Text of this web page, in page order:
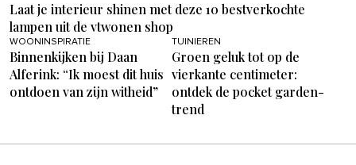
Laat je interieur shinen met deze 10 bestverkochte
lampen uit de vtwonen shop
WOONINSPIRATIE
Binnenkijken bij Daan
Alferink: “Ik moest dit huis
ontdoen van zijn witheid”
TUINIEREN
Groen geluk tot op de
vierkante centimeter:
ontdek de pocket garden-
trend